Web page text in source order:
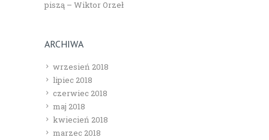
piszą – Wiktor Orzeł
ARCHIWA
wrzesień 2018
lipiec 2018
czerwiec 2018
maj 2018
kwiecień 2018
marzec 2018